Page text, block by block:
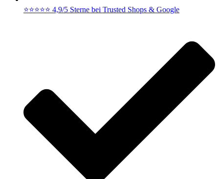
⭐⭐⭐⭐⭐ 4,9/5 Sterne bei Trusted Shops & Google